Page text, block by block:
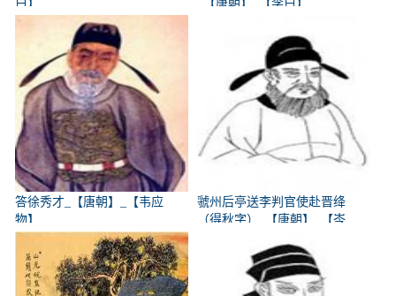
白】
_【唐朝】_【李白】
答徐秀才_【唐朝】_【韦应
物】
虢州后亭送李判官使赴晋绛
（得秋字）_【唐朝】_【岑